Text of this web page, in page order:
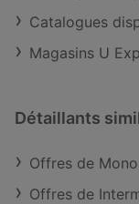
Catalogues
Magasins U
Détaillants
Offres de
Offres de